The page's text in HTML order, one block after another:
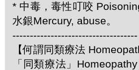
* 中毒，毒性叮咬
水銀Mercury, abuse。
------------------------------------
【何謂同類療法
「同類療法」